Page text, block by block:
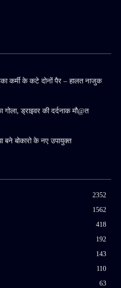
कर्मी के कटे दोनों पैर – हालत नाजुक
ड्राइवर की दर्दनाक मौ@त
बोकारो के नए उपायुक्त
2352
1562
418
192
143
110
63